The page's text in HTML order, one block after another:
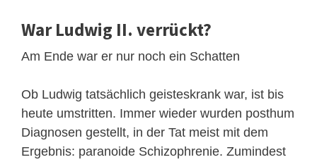
War Ludwig II. verrückt?
Am Ende war er nur noch ein Schatten
Ob Ludwig tatsächlich geisteskrank war, ist bis
heute umstritten. Immer wieder wurden posthum
Diagnosen gestellt, in der Tat meist mit dem
Ergebnis: paranoide Schizophrenie. Zumindest